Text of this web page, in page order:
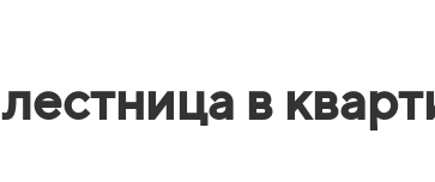
лестница в